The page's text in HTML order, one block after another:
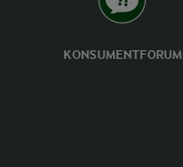
KONSUMENTFORUM